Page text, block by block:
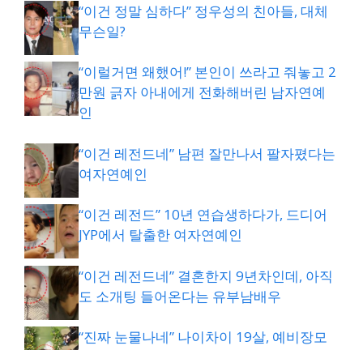
“이건 정말 심하다” 정우성의 친아들, 대체
무슨일?
“이럴거면 왜했어!” 본인이 쓰라고 줘놓고 2
만원 긁자 아내에게 전화해버린 남자연예
인
“이건 레전드네” 남편 잘만나서 팔자폈다는
여자연예인
“이건 레전드” 10년 연습생하다가, 드디어
JYP에서 탈출한 여자연예인
“이건 레전드네” 결혼한지 9년차인데, 아직
도 소개팅 들어온다는 유부남배우
“진짜 눈물나네” 나이차이 19살, 예비장모